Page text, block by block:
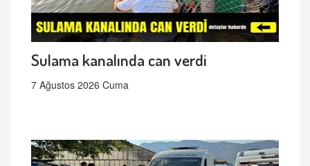
Sulama kanalında can verdi
7 Ağustos 2026 Cuma